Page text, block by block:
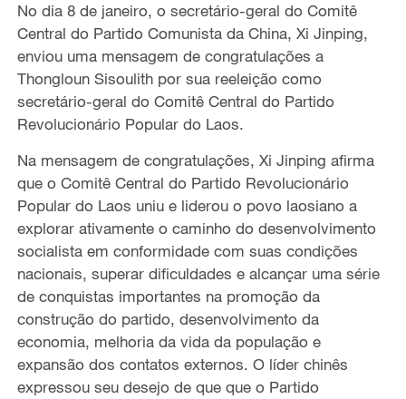
No dia 8 de janeiro, o secretário-geral do Comitê
Central do Partido Comunista da China, Xi Jinping,
enviou uma mensagem de congratulações a
Thongloun Sisoulith por sua reeleição como
secretário-geral do Comitê Central do Partido
Revolucionário Popular do Laos.
Na mensagem de congratulações, Xi Jinping afirma
que o Comitê Central do Partido Revolucionário
Popular do Laos uniu e liderou o povo laosiano a
explorar ativamente o caminho do desenvolvimento
socialista em conformidade com suas condições
nacionais, superar dificuldades e alcançar uma série
de conquistas importantes na promoção da
construção do partido, desenvolvimento da
economia, melhoria da vida da população e
expansão dos contatos externos. O líder chinês
expressou seu desejo de que que o Partido